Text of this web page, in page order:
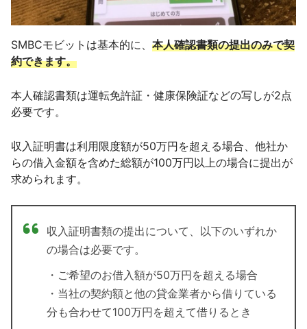
SMBCモビットは基本的に、 本人確認書類の提出のみで契
約できます。
本人確認書類は運転免許証・健康保険証などの写しが2点
必要です。
収入証明書は利用限度額が50万円を超える場合、他社か
らの借入金額を含めた総額が100万円以上の場合に提出が
求められます。
収入証明書類の提出について、以下のいずれか
の場合は必要です。
・ご希望のお借入額が50万円を超える場合
・当社の契約額と他の貸金業者から借りている
分も合わせて100万円を超えて借りるとき